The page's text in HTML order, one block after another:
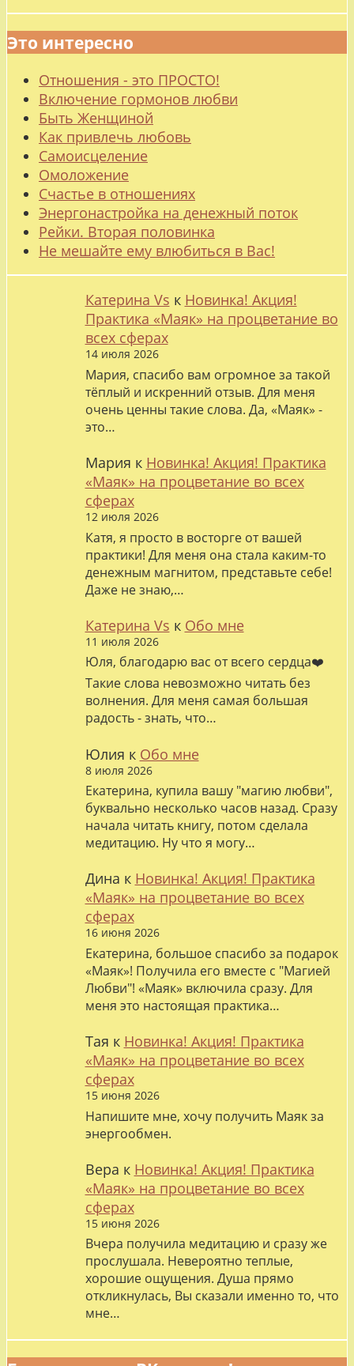
Это интересно
Отношения - это ПРОСТО!
Включение гормонов любви
Быть Женщиной
Как привлечь любовь
Самоисцеление
Омоложение
Счастье в отношениях
Энергонастройка на денежный поток
Рейки. Вторая половинка
Не мешайте ему влюбиться в Вас!
Катерина Vs к Новинка! Акция!
Практика «Маяк» на процветание во
всех сферах
14 июля 2026
Мария, спасибо вам огромное за такой
тёплый и искренний отзыв. Для меня
очень ценны такие слова. Да, «Маяк» -
это…
Мария к Новинка! Акция! Практика
«Маяк» на процветание во всех
сферах
12 июля 2026
Катя, я просто в восторге от вашей
практики! Для меня она стала каким-то
денежным магнитом, представьте себе!
Даже не знаю,…
Катерина Vs к Обо мне
11 июля 2026
Юля, благодарю вас от всего сердца❤️
Такие слова невозможно читать без
волнения. Для меня самая большая
радость - знать, что…
Юлия к Обо мне
8 июля 2026
Екатерина, купила вашу "магию любви",
буквально несколько часов назад. Сразу
начала читать книгу, потом сделала
медитацию. Ну что я могу…
Дина к Новинка! Акция! Практика
«Маяк» на процветание во всех
сферах
16 июня 2026
Екатерина, большое спасибо за подарок
«Маяк»! Получила его вместе с "Магией
Любви"! «Маяк» включила сразу. Для
меня это настоящая практика…
Тая к Новинка! Акция! Практика
«Маяк» на процветание во всех
сферах
15 июня 2026
Напишите мне, хочу получить Маяк за
энергообмен.
Вера к Новинка! Акция! Практика
«Маяк» на процветание во всех
сферах
15 июня 2026
Вчера получила медитацию и сразу же
прослушала. Невероятно теплые,
хорошие ощущения. Душа прямо
откликнулась, Вы сказали именно то, что
мне…